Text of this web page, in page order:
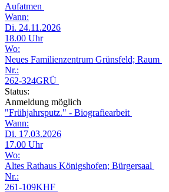
Aufatmen
Wann:
Di. 24.11.2026
18.00 Uhr
Wo:
Neues Familienzentrum Grünsfeld; Raum
Nr.:
262-324GRÜ
Status:
Anmeldung möglich
"Frühjahrsputz." - Biografiearbeit
Wann:
Di. 17.03.2026
17.00 Uhr
Wo:
Altes Rathaus Königshofen; Bürgersaal
Nr.:
261-109KHF